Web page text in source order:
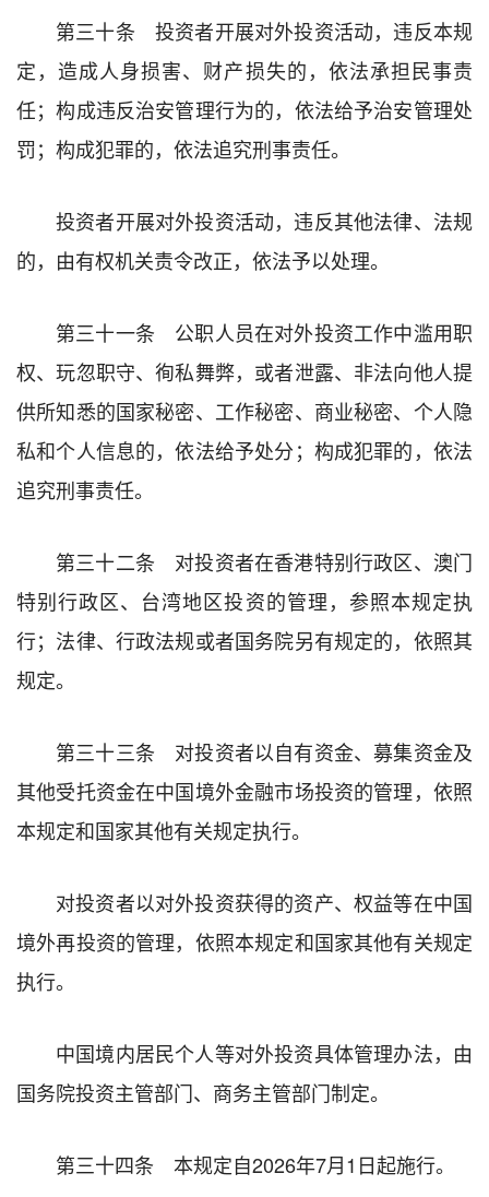
第三十条 投资者开展对外投资活动，违反本规
定，造成人身损害、财产损失的，依法承担民事责
任；构成违反治安管理行为的，依法给予治安管理处
罚；构成犯罪的，依法追究刑事责任。
投资者开展对外投资活动，违反其他法律、法规
的，由有权机关责令改正，依法予以处理。
第三十一条 公职人员在对外投资工作中滥用职
权、玩忽职守、徇私舞弊，或者泄露、非法向他人提
供所知悉的国家秘密、工作秘密、商业秘密、个人隐
私和个人信息的，依法给予处分；构成犯罪的，依法
追究刑事责任。
第三十二条 对投资者在香港特别行政区、澳门
特别行政区、台湾地区投资的管理，参照本规定执
行；法律、行政法规或者国务院另有规定的，依照其
规定。
第三十三条 对投资者以自有资金、募集资金及
其他受托资金在中国境外金融市场投资的管理，依照
本规定和国家其他有关规定执行。
对投资者以对外投资获得的资产、权益等在中国
境外再投资的管理，依照本规定和国家其他有关规定
执行。
中国境内居民个人等对外投资具体管理办法，由
国务院投资主管部门、商务主管部门制定。
第三十四条 本规定自2026年7月1日起施行。